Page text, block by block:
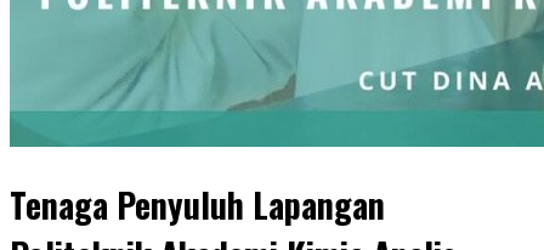
Tenaga Penyuluh Lapangan